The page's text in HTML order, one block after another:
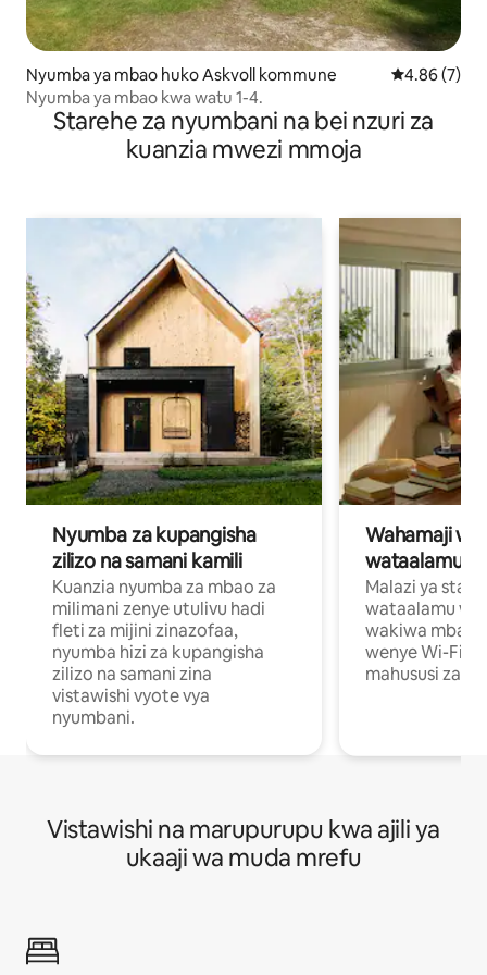
Nyumba ya mbao huko Askvoll kommune Ukadiriaji
4.86 (7)
Nyumba ya mbao kwa watu 1-4.
Starehe za nyumbani na bei nzuri za
kuanzia mwezi mmoja
Nyumba za kupangisha
zilizo na samani kamili
Kuanzia nyumba za mbao za
milimani zenye utulivu hadi
fleti za mijini zinazofaa,
nyumba hizi za kupangisha
zilizo na samani zina
vistawishi vyote vya
nyumbani.
Wahamaji
wataalamu
Malazi ya
wataalamu
wakiwa mbali
wenye Wi-Fi
mahususi za
Vistawishi na marupurupu kwa ajili ya
ukaaji wa muda mrefu